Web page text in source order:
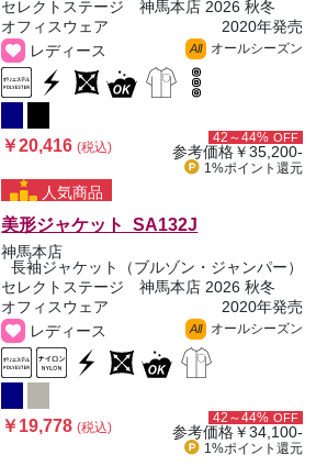
セレクトステージ 神馬本店 2026 秋冬
オフィスウェア
2020年発売
レディース
All オールシーズン
￥20,416(税込)
42～44% OFF
参考価格￥35,200-
1%ポイント 還元
人気商品
美形ジャケット SA132J
神馬本店
長袖ジャケット（ブルゾン・ジャンパー）
セレクトステージ 神馬本店 2026 秋冬
オフィスウェア
2020年発売
レディース
All オールシーズン
￥19,778(税込)
42～44% OFF
参考価格￥34,100-
1%ポイント 還元